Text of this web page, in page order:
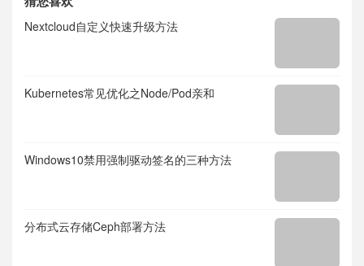
Nextcloud自定义快速升级方法
Kubernetes常见优化之Node/Pod亲和
Windows10禁用强制驱动签名的三种方法
分布式云存储Ceph部署方法